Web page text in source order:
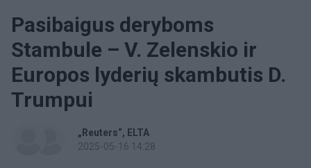
Pasibaigus deryboms
Stambule – V. Zelenskio ir
Europos lyderių skambutis D.
Trumpui
„Reuters“
ELTA
2025-05-16 14:28